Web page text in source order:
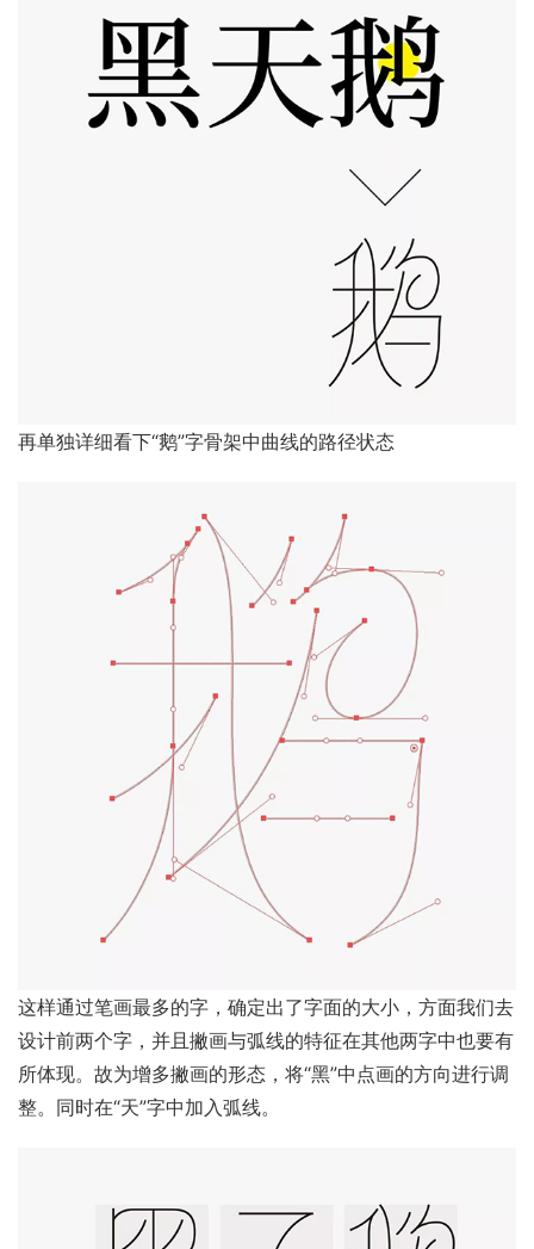
再单独详细看下“鹅”字骨架中曲线的路径状态
这样通过笔画最多的字，确定出了字面的大小，方面我们去
设计前两个字，并且撇画与弧线的特征在其他两字中也要有
所体现。故为增多撇画的形态，将“黑”中点画的方向进行调
整。同时在“天”字中加入弧线。